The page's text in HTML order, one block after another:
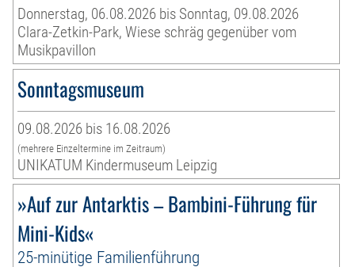
Donnerstag, 06.08.2026 bis Sonntag, 09.08.2026
Clara-Zetkin-Park, Wiese schräg gegenüber vom
Musikpavillon
Sonntagsmuseum
09.08.2026 bis 16.08.2026
(mehrere Einzeltermine im Zeitraum)
UNIKATUM Kindermuseum Leipzig
»Auf zur Antarktis – Bambini-Führung für
Mini-Kids«
25-minütige Familienführung